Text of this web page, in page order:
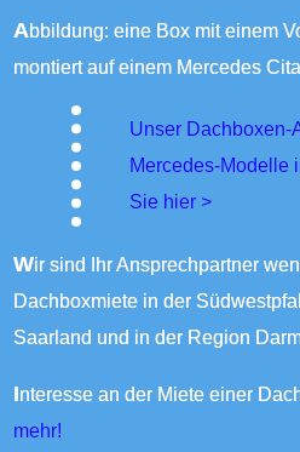
Abbildung: eine Box mit einem Volumen von 530 Litern
montiert auf einem Mercedes
Unser Dachboxen-Angebot für weitere
Mercedes-Modelle
Sie hier >
Wir sind Ihr Ansprechpartner wenn es um die
Dachboxmiete in der
Saarland und in der Region
Interesse an der Miete einer
mehr!